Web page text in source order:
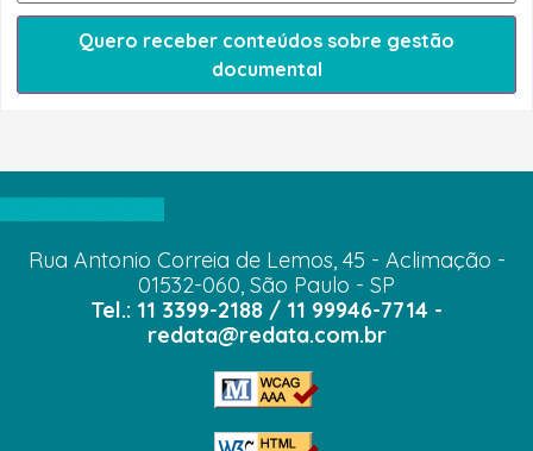
Quero receber conteúdos sobre gestão
documental
Rua Antonio Correia de Lemos, 45 - Aclimação -
01532-060, São Paulo - SP
Tel.: 11 3399-2188 / 11 99946-7714 -
redata@redata.com.br